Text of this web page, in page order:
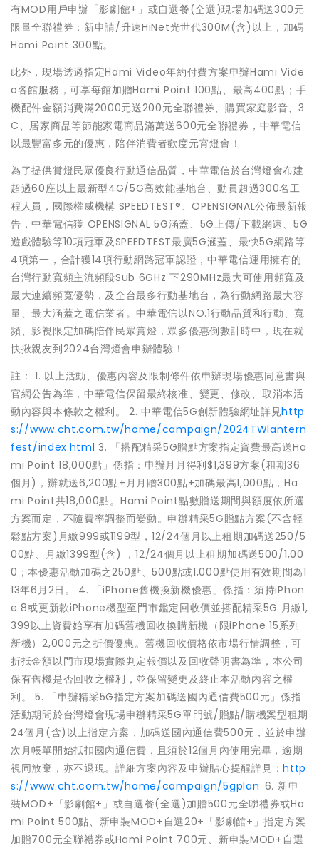
有MOD用戶申辦「影劇館+」或自選餐(全選)現場加碼送300元
限量全聯禮券；新申請/升速HiNet光世代300M(含)以上，加碼
Hami Point 300點。
此外，現場透過指定Hami Video年約付費方案申辦Hami Vide
o各館服務，可享每館加贈Hami Point 100點、最高400點；手
機配件金額消費滿2000元送200元全聯禮券、購買家庭影音、3
C、居家商品等節能家電商品滿萬送600元全聯禮券，中華電信
以最豐富多元的優惠，陪伴消費者歡度元宵燈會！
為了提供賞燈民眾優良行動通信品質，中華電信於台灣燈會布建
超過60座以上最新型4G/5G高效能基地台、動員超過300名工
程人員，國際權威機構 SPEEDTEST®、OPENSIGNAL公佈最新報
告，中華電信獲 OPENSIGNAL 5G涵蓋、5G上傳/下載網速、5G
遊戲體驗等10項冠軍及SPEEDTEST最廣5G涵蓋、最快5G網路等
4項第一，合計獲14項行動網路冠軍認證，中華電信運用擁有的
台灣行動寬頻主流頻段Sub 6GHz 下290MHz最大可使用頻寬及
最大連續頻寬優勢，及全台最多行動基地台，為行動網路最大容
量、最大涵蓋之電信業者。中華電信以NO.1行動品質和行動、寬
頻、影視限定加碼陪伴民眾賞燈，眾多優惠倒數計時中，現在就
快揪親友到2024台灣燈會申辦體驗！
註： 1. 以上活動、優惠內容及限制條件依申辦現場優惠同意書與
官網公告為準，中華電信保留最終核准、變更、修改、取消本活
動內容與本條款之權利。 2. 中華電信5G創新體驗網址詳見http
s://www.cht.com.tw/home/campaign/2024TWlantern
fest/index.html 3. 「搭配精采5G贈點方案指定資費最高送Ha
mi Point 18,000點」係指：申辦月月得利$1,399方案(租期36
個月)，辦就送6,200點+月月贈300點+加碼最高1,000點，Ha
mi Point共18,000點。Hami Point點數贈送期間與額度依所選
方案而定，不隨費率調整而變動。申辦精采5G贈點方案(不含輕
鬆點方案)月繳999或1199型，12/24個月以上租期加碼送250/5
00點、月繳1399型(含) ，12/24個月以上租期加碼送500/1,00
0；本優惠活動加碼之250點、500點或1,000點使用有效期間為1
13年6月2日。 4. 「iPhone舊機換新機優惠」係指：須持iPhon
e 8或更新款iPhone機型至門市鑑定回收價並搭配精采5G 月繳1,
399以上資費始享有加碼舊機回收換購新機（限iPhone 15系列
新機）2,000元之折價優惠。舊機回收價格依市場行情調整，可
折抵金額以門市現場實際判定報價以及回收聲明書為準，本公司
保有舊機是否回收之權利，並保留變更及終止本活動內容之權
利。 5. 「申辦精采5G指定方案加碼送國內通信費500元」係指
活動期間於台灣燈會現場申辦精采5G單門號/贈點/購機案型租期
24個月(含)以上指定方案，加碼送國內通信費500元，並於申辦
次月帳單開始抵扣國內通信費，且須於12個月內使用完畢，逾期
視同放棄，亦不退現。詳細方案內容及申辦貼心提醒詳見：http
s://www.cht.com.tw/home/campaign/5gplan 6. 新申
裝MOD+「影劇館+」或自選餐(全選)加贈500元全聯禮券或Ha
mi Point 500點、新申裝MOD+自選20+「影劇館+」指定方案
加贈700元全聯禮券或Hami Point 700元、新申裝MOD+自選